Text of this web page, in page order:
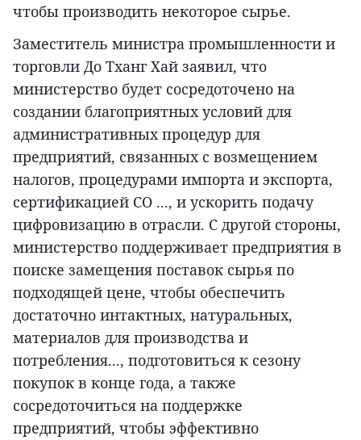
чтобы производить некоторое сырье.
Заместитель министра промышленности и
торговли До Тханг Хай заявил, что
министерство будет сосредоточено на
создании благоприятных условий для
административных процедур для
предприятий, связанных с возмещением
налогов, процедурами импорта и экспорта,
сертификацией CO ..., и ускорить подачу
цифровизацию в отрасли. С другой стороны,
министерство поддерживает предприятия в
поиске замещения поставок сырья по
подходящей цене, чтобы обеспечить
достаточно интактных, натуральных,
материалов для производства и
потребления..., подготовиться к сезону
покупок в конце года, а также
сосредоточиться на поддержке
предприятий, чтобы эффективно